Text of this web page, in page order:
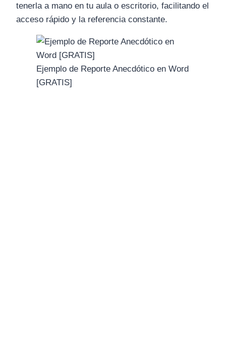
tenerla a mano en tu aula o escritorio, facilitando el
acceso rápido y la referencia constante.
Ejemplo de Reporte Anecdótico en Word
[GRATIS]